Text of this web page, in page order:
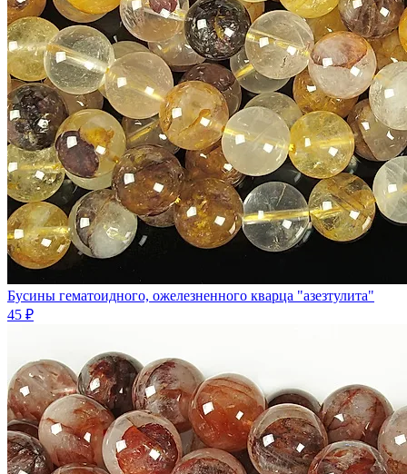
Бусины гематоидного, ожелезненного кварца "азезтулита"
45 ₽